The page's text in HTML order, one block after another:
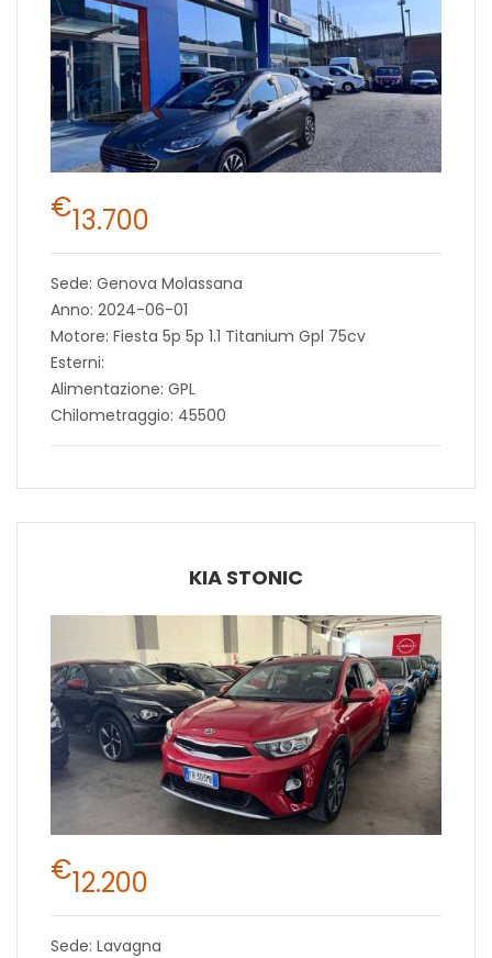
€13.700
Sede: Genova Molassana
Anno: 2024-06-01
Motore: Fiesta 5p 5p 1.1 Titanium Gpl 75cv
Esterni:
Alimentazione: GPL
Chilometraggio: 45500
KIA STONIC
€12.200
Sede: Lavagna